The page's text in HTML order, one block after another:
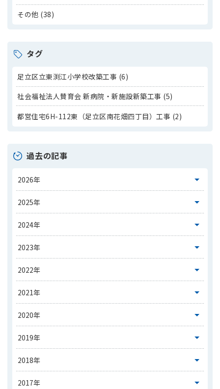
その他 (38)
タグ
足立区立東渕江小学校改築工事 (6)
社会福祉法人賛育会 新病院・新施設新築工事 (5)
都営住宅6H-112東（足立区南花畑四丁目）工事 (2)
過去の記事